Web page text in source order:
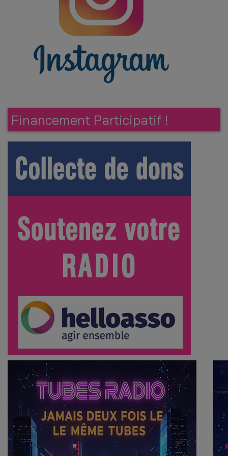
Financement Participatif !